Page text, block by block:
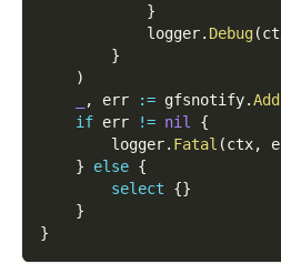
}
            logger
. Debug(
}
)
, err := gfsnotify.Add
if err != nil
{
        logger
. Fatal (ctx,
}
else {
select
{}
}
}